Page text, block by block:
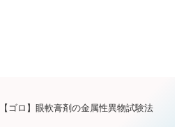
【ゴロ】眼軟膏剤の金属性異物試験法